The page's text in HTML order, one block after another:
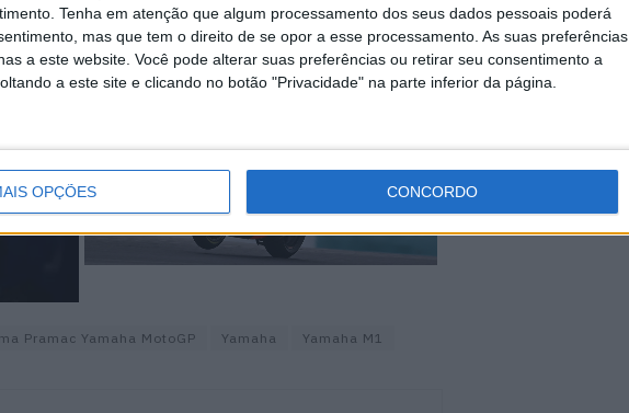
Tenha em atenção que algum processamento dos seus dados pessoais poderá
mas que tem o direito de se opor a esse processamento. As suas preferências
a este website. Você pode alterar suas preferências ou retirar seu consentimento a
a este site e clicando no botão "Privacidade" na parte inferior da página.
OPÇÕES CONCORDO
em Buriram.
Pramac Yamaha MotoGP Yamaha Yamaha M1